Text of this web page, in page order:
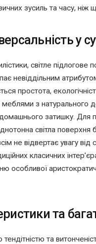
зусиль та часу,
у
світле
невіддільним
простота,
меблями з
затишку. Для
світла
не відвертає увагу
класичних
особливої
та
та